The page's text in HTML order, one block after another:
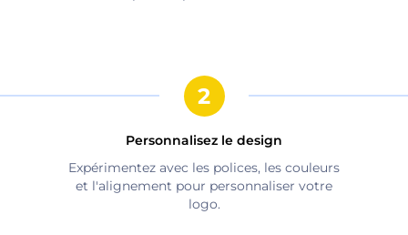
Personnalisez le design
Expérimentez avec les polices, les couleurs
et l'alignement pour personnaliser votre
logo.